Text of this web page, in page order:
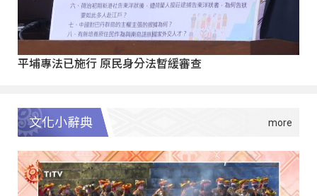
平埔專法已施行 原民身分法暫緩審查
文化小辭典